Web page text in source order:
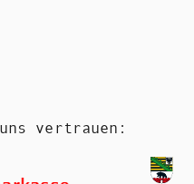
vertrauen: